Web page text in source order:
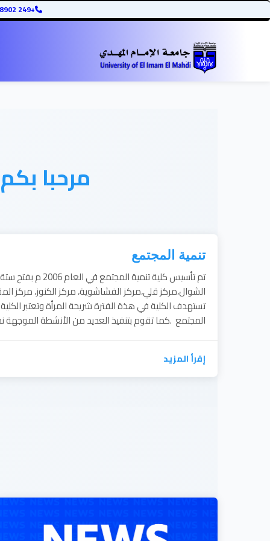
+249 12345678902
مرحبا بكم
تنمية المجتمع
تم تأسيس كلية تنمية
الشوال،مركز قلي،مركز الفشاشوية، مركز الكنوز، مركز
تستهدف الكلية في هذة الفترة شريحة المرأة وتعتبر
المجتمع .كما تقوم بتنفيذ العديد من الأنشطة الموجهة
إقرأ المزيد